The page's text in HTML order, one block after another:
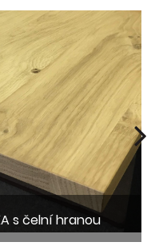
s čelní hranou